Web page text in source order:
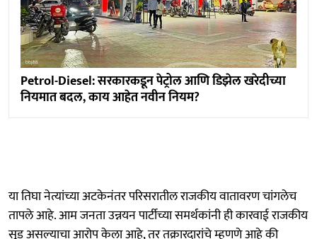
Petrol-Diesel: सरकारकडून पेट्रोल आणि डिझेल खरेदीच्या
नियमात बदल, काय आहेत नवीन नियम?
या तिघा नेत्यांच्या अटकेनंतर परिसरातील राजकीय वातावरण चांगलेच
तापले आहे. आम जनता उन्नयन पार्टीच्या समर्थकांनी ही कारवाई राजकीय